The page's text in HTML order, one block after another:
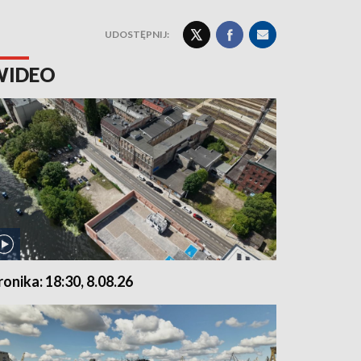
UDOSTĘPNIJ:
18:30, 8.08.26